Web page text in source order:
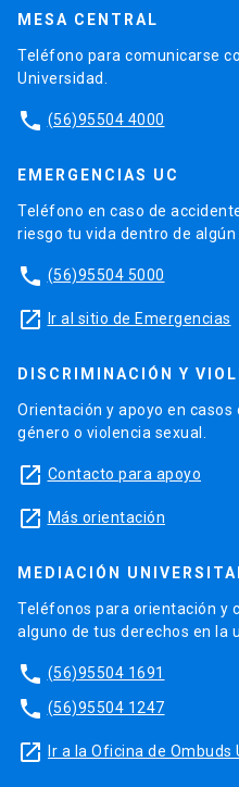
MESA CENTRAL
Teléfono para comunicarse
Universidad.
phone (56)95504 4000
EMERGENCIAS UC
Teléfono en caso de
riesgo tu vida dentro de algún
phone (56)95504 5000
launch Ir al sitio de Emergencias
DISCRIMINACIÓN Y
Orientación y apoyo en
género o violencia sexual.
launch Contacto para apoyo
launch Más orientación
MEDIACIÓN
Teléfonos para orientación y
alguno de tus derechos en la
phone (56)95504 1691
phone (56)95504 1247
launch Ir a la Oficina de Ombuds